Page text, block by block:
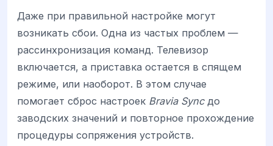
Даже при правильной настройке могут
возникать сбои. Одна из частых проблем —
рассинхронизация команд. Телевизор
включается, а приставка остается в спящем
режиме, или наоборот. В этом случае
помогает сброс настроек Bravia Syncдо
заводских значений и повторное прохождение
процедуры сопряжения устройств.